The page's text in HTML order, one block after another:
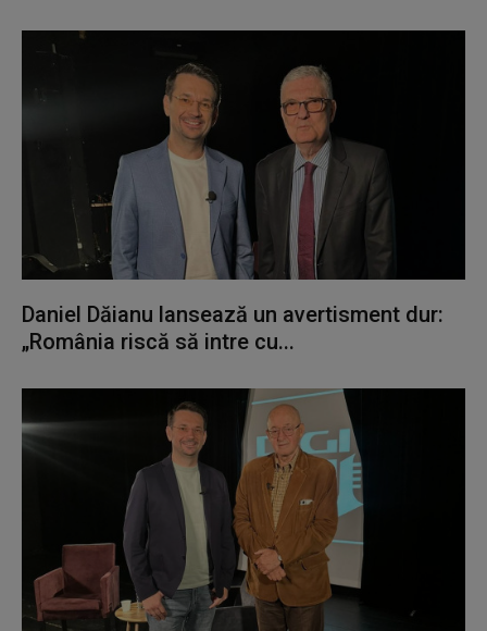
Daniel Dăianu lansează un avertisment dur:
„România riscă să intre cu...